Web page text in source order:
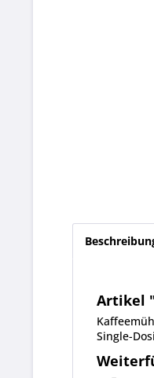
Artikel
Single-